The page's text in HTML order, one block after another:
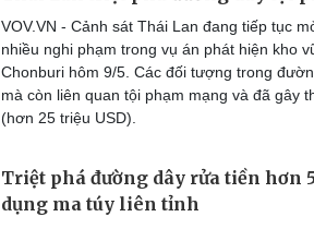
VOV.VN - Cảnh sát Thái Lan đang tiếp tục
nhiều nghi phạm trong vụ án phát hiện kho
Chonburi hôm 9/5. Các đối tượng trong
mà còn liên quan tội phạm mạng và đã gây
(hơn 25 triệu USD).
Triệt phá đường dây rửa tiền hơn
dụng ma túy liên tỉnh